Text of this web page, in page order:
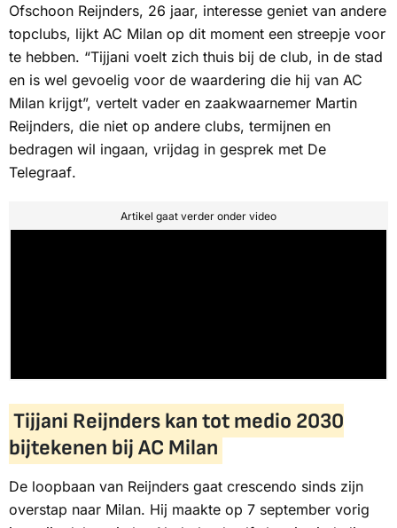
Ofschoon Reijnders, 26 jaar, interesse geniet van andere
topclubs, lijkt AC Milan op dit moment een streepje voor
te hebben. “Tijjani voelt zich thuis bij de club, in de stad
en is wel gevoelig voor de waardering die hij van AC
Milan krijgt”, vertelt vader en zaakwaarnemer Martin
Reijnders, die niet op andere clubs, termijnen en
bedragen wil ingaan, vrijdag in gesprek met De
Telegraaf.
Artikel gaat verder onder video
Tijjani Reijnders kan tot medio 2030
bijtekenen bij AC Milan
De loopbaan van Reijnders gaat crescendo sinds zijn
overstap naar Milan. Hij maakte op 7 september vorig